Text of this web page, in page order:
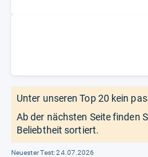
Unter unseren Top 20 kein
Ab der nächsten Seite finden
Beliebtheit sortiert.
Neuester Test:24.07.2026